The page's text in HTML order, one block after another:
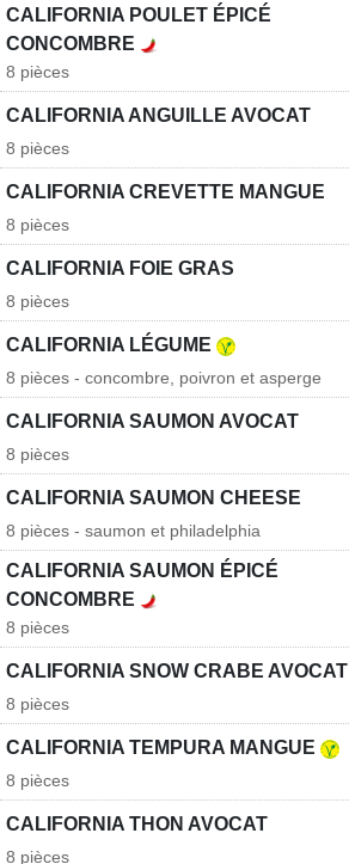
CALIFORNIA POULET ÉPICÉ
CONCOMBRE
8 pièces
CALIFORNIA ANGUILLE AVOCAT
8 pièces
CALIFORNIA CREVETTE MANGUE
8 pièces
CALIFORNIA FOIE GRAS
8 pièces
CALIFORNIA LÉGUME
8 pièces - concombre, poivron et asperge
CALIFORNIA SAUMON AVOCAT
8 pièces
CALIFORNIA SAUMON CHEESE
8 pièces - saumon et philadelphia
CALIFORNIA SAUMON ÉPICÉ
CONCOMBRE
8 pièces
CALIFORNIA SNOW CRABE AVOCAT
8 pièces
CALIFORNIA TEMPURA MANGUE
8 pièces
CALIFORNIA THON AVOCAT
8 pièces